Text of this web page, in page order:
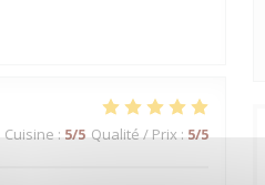
Cuisine : 5/5 Qualité / Prix: 5/5